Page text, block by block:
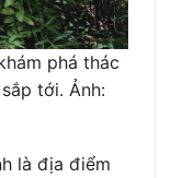
phá thác
tới. Ảnh:
là địa điểm